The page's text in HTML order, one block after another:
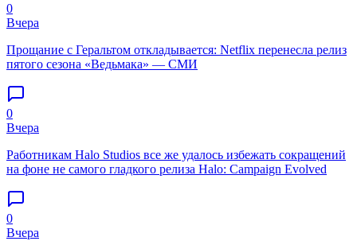
0
Вчера
Прощание с Геральтом откладывается: Netflix перенесла релиз
пятого сезона «Ведьмака» — СМИ
0
Вчера
Работникам Halo Studios все же удалось избежать сокращений
на фоне не самого гладкого релиза Halo: Campaign Evolved
0
Вчера